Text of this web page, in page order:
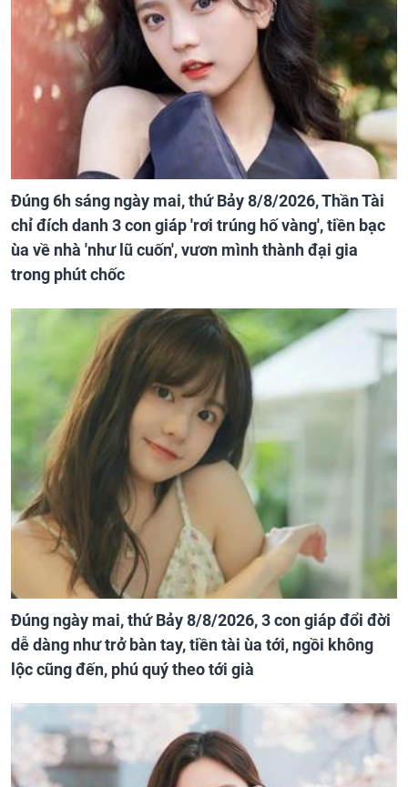
Đúng 6h sáng ngày mai, thứ Bảy 8/8/2026, Thần Tài
chỉ đích danh 3 con giáp 'rơi trúng hố vàng', tiền bạc
ùa về nhà 'như lũ cuốn', vươn mình thành đại gia
trong phút chốc
Đúng ngày mai, thứ Bảy 8/8/2026, 3 con giáp đổi đời
dễ dàng như trở bàn tay, tiền tài ùa tới, ngồi không
lộc cũng đến, phú quý theo tới già